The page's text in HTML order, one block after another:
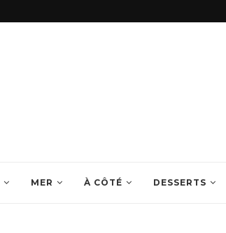
MER À CÔTÉ DESSERTS